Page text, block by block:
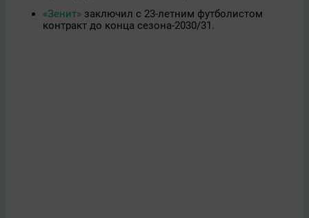
«Зенит» заключил с 23‑летним футболистом
контракт до конца сезона‑2030/31.